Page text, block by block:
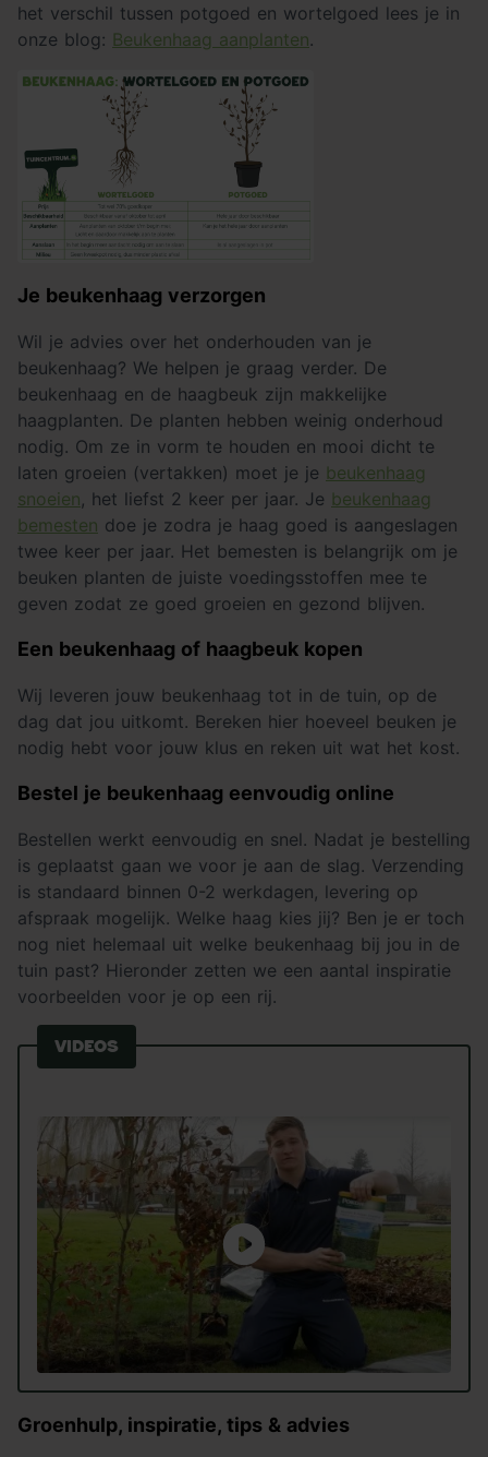
het verschil tussen potgoed en wortelgoed lees je in
onze blog: Beukenhaag aanplanten.
Je beukenhaag verzorgen
Wil je advies over het onderhouden van je
beukenhaag? We helpen je graag verder. De
beukenhaag en de haagbeuk zijn makkelijke
haagplanten. De planten hebben weinig onderhoud
nodig. Om ze in vorm te houden en mooi dicht te
laten groeien (vertakken) moet je je beukenhaag
snoeien, het liefst 2 keer per jaar. Je beukenhaag
bemesten doe je zodra je haag goed is aangeslagen
twee keer per jaar. Het bemesten is belangrijk om je
beuken planten de juiste voedingsstoffen mee te
geven zodat ze goed groeien en gezond blijven.
Een beukenhaag of haagbeuk kopen
Wij leveren jouw beukenhaag tot in de tuin, op de
dag dat jou uitkomt. Bereken hier hoeveel beuken je
nodig hebt voor jouw klus en reken uit wat het kost.
Bestel je beukenhaag eenvoudig online
Bestellen werkt eenvoudig en snel. Nadat je bestelling
is geplaatst gaan we voor je aan de slag. Verzending
is standaard binnen 0-2 werkdagen, levering op
afspraak mogelijk. Welke haag kies jij? Ben je er toch
nog niet helemaal uit welke beukenhaag bij jou in de
tuin past? Hieronder zetten we een aantal inspiratie
voorbeelden voor je op een rij.
Videos
Groenhulp, inspiratie, tips & advies